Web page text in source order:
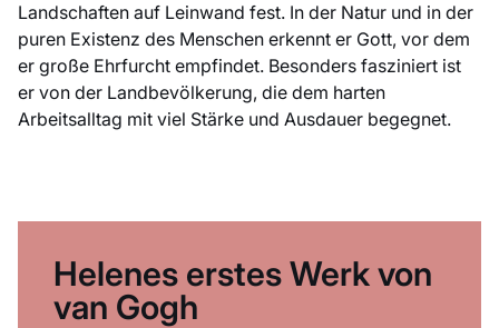
Landschaften auf Leinwand fest. In der Natur und in der
puren Existenz des Menschen erkennt er Gott, vor dem
er große Ehrfurcht empfindet. Besonders fasziniert ist
er von der Landbevölkerung, die dem harten
Arbeitsalltag mit viel Stärke und Ausdauer begegnet.
Helenes erstes Werk von
van Gogh